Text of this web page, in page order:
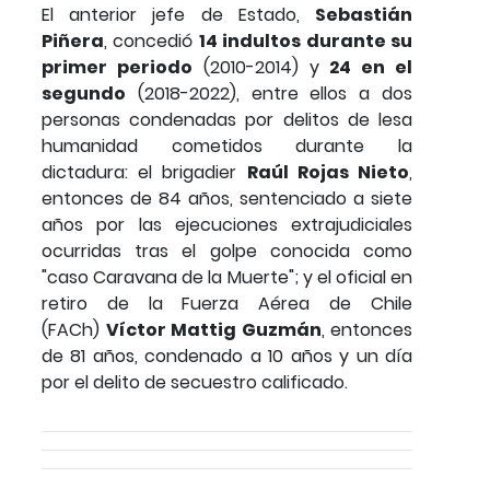
El anterior jefe de Estado, Sebastián
Piñera, concedió 14 indultos durante su
primer periodo (2010-2014) y 24 en el
segundo (2018-2022), entre ellos a dos
personas condenadas por delitos de lesa
humanidad cometidos durante la
dictadura: el brigadier Raúl Rojas Nieto,
entonces de 84 años, sentenciado a siete
años por las ejecuciones extrajudiciales
ocurridas tras el golpe conocida como
"caso Caravana de la Muerte"; y el oficial en
retiro de la Fuerza Aérea de Chile
(FACh) Víctor Mattig Guzmán, entonces
de 81 años, condenado a 10 años y un día
por el delito de secuestro calificado.